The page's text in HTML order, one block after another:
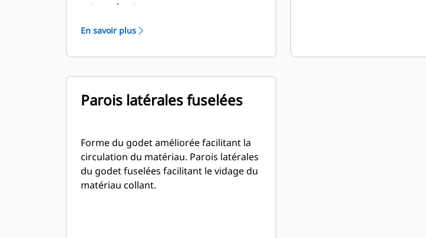
extra-robustes.
En savoir plus
Parois latérales fuselées
Forme du godet améliorée facilitant la
circulation du matériau. Parois latérales
du godet fuselées facilitant le vidage du
matériau collant.